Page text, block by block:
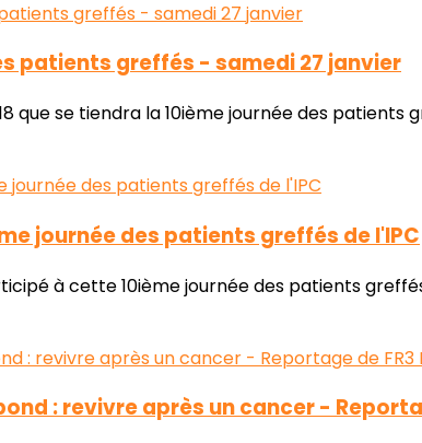
patients greffés - samedi 27 janvier
que se tiendra la 10ième journée des patients
journée des patients greffés de l'IPC
à cette 10ième journée des patients greffés
: revivre après un cancer -